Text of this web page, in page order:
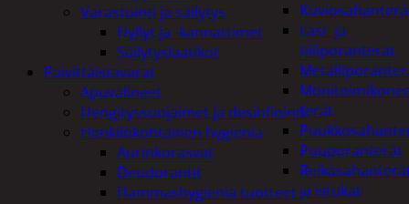
Kuviosahanterä
Lasi- ja
tiiliporanterät
terät
Puuporanterät
ja istukat
Varastointi ja säilytys
Hyllyt ja -kannattimet
Säilytyslaatikot
Päivittäistavarat
Apuvälineet
Hengityssuojaimet ja desinfiointi
Henkilökohtainen hygienia
Aurinkorasvat
Deodorantit
Hammashygienia tuotteet